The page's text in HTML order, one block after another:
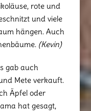
rote und
und viele
hängen. Auch
(Kevin)
gab auch
Mete verkauft.
Äpfel oder
hat gesagt,